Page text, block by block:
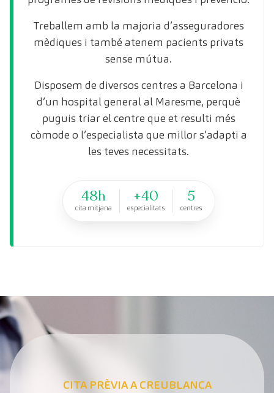
Treballem amb la majoria d’asseguradores
mèdiques i també atenem pacients privats
sense mútua.
Disposem de diversos centres a Barcelona i
d’un hospital general al Maresme, perquè
puguis triar el centre que et resulti més
còmode o l’especialista que millor s’adapti a
les teves necessitats.
48h
cita mitjana
+40
especialitats
5
centres
CITA PRÈVIA A CREUBLANCA